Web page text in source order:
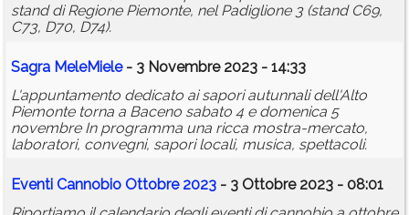
stand di Regione Piemonte, nel Padiglione 3 (stand C69,
C73, D70, D74).
Sagra MeleMiele- 3 Novembre 2023 - 14:33
L'appuntamento dedicato ai sapori autunnali dell'Alto
Piemonte torna a Baceno sabato 4 e domenica 5
novembre In programma una ricca mostra-mercato,
laboratori, convegni, sapori locali, musica, spettacoli.
Eventi Cannobio Ottobre 2023 - 3 Ottobre 2023 - 08:01